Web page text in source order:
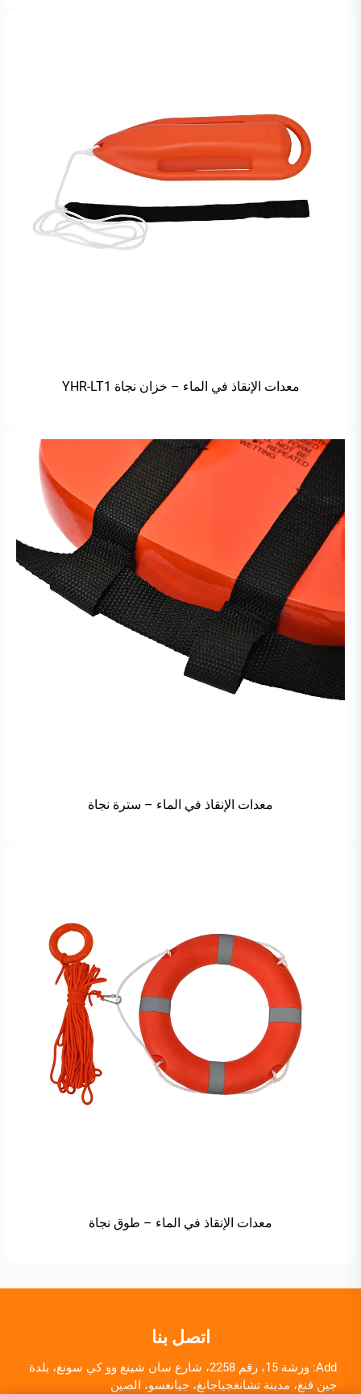
معدات الإنقاذ في الماء – خزان نجاة YHR-LT1
معدات الإنقاذ في الماء – سترة نجاة
معدات الإنقاذ في الماء – طوق نجاة
اتصل بنا
Add: ورشة 15، رقم 2258، شارع سان شينغ وو كي سونغ، بلدة
جين فنغ، مدينة تشانغجياجانغ، جيانغسو، الصين